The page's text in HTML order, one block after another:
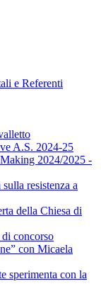
e Referenti
A.S. 2024-25
2024/2025 -
resistenza a
della Chiesa di
concorso
con Micaela
sperimenta con la